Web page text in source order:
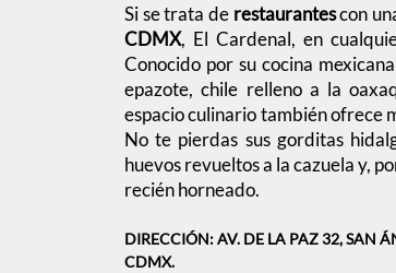
Si se trata de restaurantescon
CDMX, El Cardenal, en
Conocido por su cocina
epazote, chile relleno a la
espacio culinario también ofrece
No te pierdas sus gorditas
huevos revueltos a la cazuela y,
recién horneado.
DIRECCIÓN: AV. DE LA PAZ 32, SAN
CDMX.